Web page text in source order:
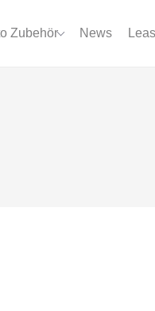
Zubehör News